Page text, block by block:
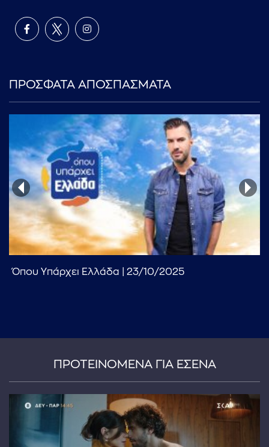
ΠΡΟΣΦΑΤΑ ΑΠΟΣΠΑΣΜΑΤΑ
Όπου Υπάρχει Ελλάδα | 23/10/2025
ΠΡΟΤΕΙΝΟΜΕΝΑ ΓΙΑ ΕΣΕΝΑ